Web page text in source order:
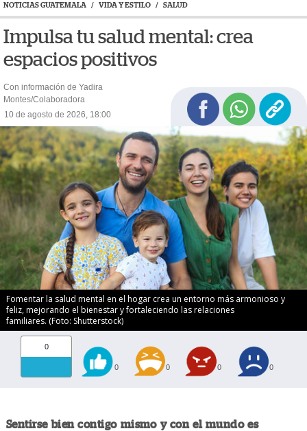
NOTICIAS GUATEMALA / VIDA Y ESTILO / SALUD
Impulsa tu salud mental: crea
espacios positivos
Con información de Yadira
Montes/Colaboradora
10 de agosto de 2026, 18:00
Fomentar la salud mental en el hogar crea un entorno más armonioso y
feliz, mejorando el bienestar y fortaleciendo las relaciones
familiares. (Foto: Shutterstock)
0
0 0 0 0
Sentirse bien contigo mismo y con el mundo es